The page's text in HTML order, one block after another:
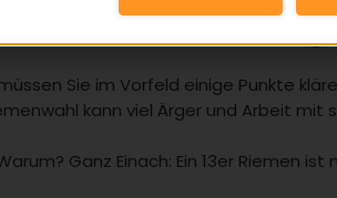
Sie im Vorfeld einige Punkte
kann viel Ärger und Arbeit mit
Ganz Einach: Ein 13er Riemen ist